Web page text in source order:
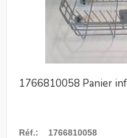
1766810058 Panier
Réf.: 1766810058